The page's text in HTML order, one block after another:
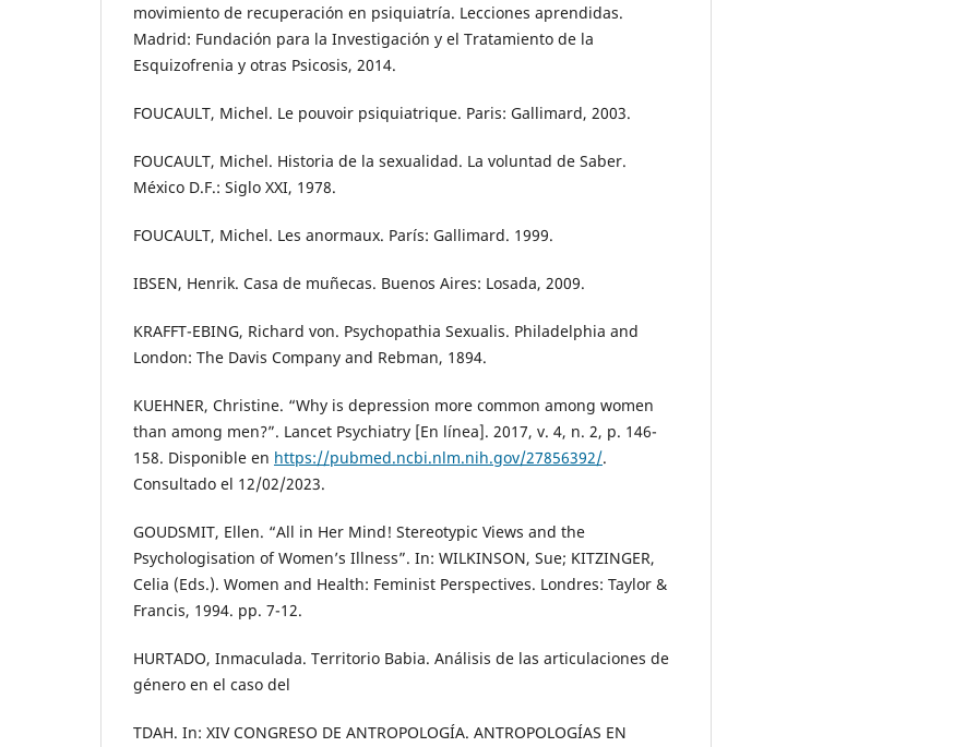
movimiento de recuperación en psiquiatría. Lecciones aprendidas.
Madrid: Fundación para la Investigación y el Tratamiento de la
Esquizofrenia y otras Psicosis, 2014.
FOUCAULT, Michel. Le pouvoir psiquiatrique. Paris: Gallimard, 2003.
FOUCAULT, Michel. Historia de la sexualidad. La voluntad de Saber.
México D.F.: Siglo XXI, 1978.
FOUCAULT, Michel. Les anormaux. París: Gallimard. 1999.
IBSEN, Henrik. Casa de muñecas. Buenos Aires: Losada, 2009.
KRAFFT-EBING, Richard von. Psychopathia Sexualis. Philadelphia and
London: The Davis Company and Rebman, 1894.
KUEHNER, Christine. “Why is depression more common among women
than among men?”. Lancet Psychiatry [En línea]. 2017, v. 4, n. 2, p. 146-
158. Disponible en https://pubmed.ncbi.nlm.nih.gov/27856392/.
Consultado el 12/02/2023.
GOUDSMIT, Ellen. “All in Her Mind! Stereotypic Views and the
Psychologisation of Women’s Illness”. In: WILKINSON, Sue; KITZINGER,
Celia (Eds.). Women and Health: Feminist Perspectives. Londres: Taylor &
Francis, 1994. pp. 7-12.
HURTADO, Inmaculada. Territorio Babia. Análisis de las articulaciones de
género en el caso del
TDAH. In: XIV CONGRESO DE ANTROPOLOGÍA. ANTROPOLOGÍAS EN